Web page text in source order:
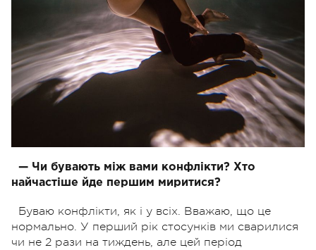
— Чи бувають між вами конфлікти? Хто
найчастіше йде першим миритися?
Буваю конфлікти, як і у всіх. Вважаю, що це
нормально. У перший рік стосунків ми сварилися
чи не 2 рази на тиждень, але цей період